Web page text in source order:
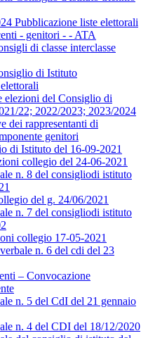
Pubblicazione liste elettorali
- genitori - - ATA
di classe interclasse
di Istituto
elezioni del Consiglio di
22; 2022/2023; 2023/2024
dei rappresentanti di
genitori
di Istituto del 16-09-2021
collegio del 24-06-2021
n. 8 del consigliodi istituto
del g. 24/06/2021
n. 7 del consigliodi istituto
collegio 17-05-2021
n. 6 del cdi del 23
– Convocazione
n. 5 del CdI del 21 gennaio
n. 4 del CDI del 18/12/2020